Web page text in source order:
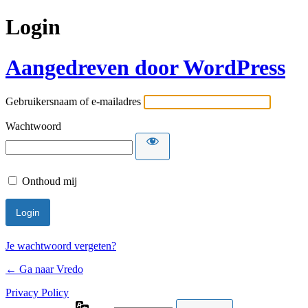
Login
Aangedreven door WordPress
Gebruikersnaam of e-mailadres
Wachtwoord
Onthoud mij
Je wachtwoord vergeten?
← Ga naar Vredo
Privacy Policy